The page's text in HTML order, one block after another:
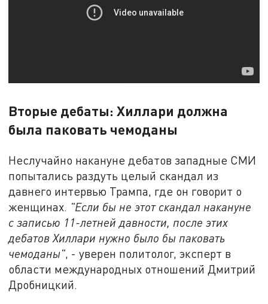
Вторые дебаты: Хиллари должна
была паковать чемоданы
Неслучайно накануне дебатов западные СМИ
попытались раздуть целый скандал из
давнего интервью Трампа, где он говорит о
женщинах. "Если бы не этот скандал накануне
с записью 11-летней давности, после этих
дебатов Хиллари нужно было бы паковать
чемоданы", - уверен политолог, эксперт в
области международных отношений Дмитрий
Дробницкий.